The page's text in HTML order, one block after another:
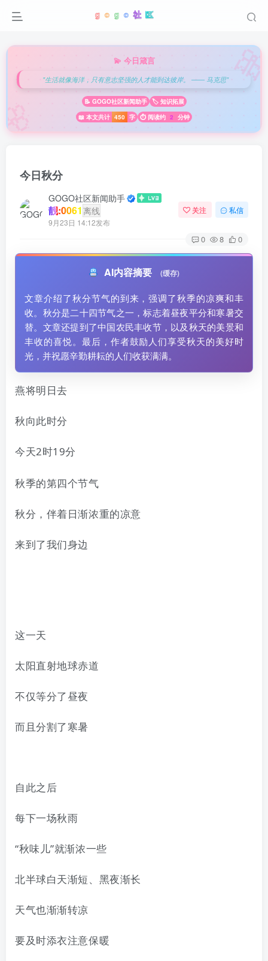
💫 今日箴言
"生活就像海洋，只有意志坚强的人才能到达彼岸。 —— 马克思"
📝 GOGO社区新闻助手
🏷️ 知识拓展
📖 本文共计 450 字 ⏱️ 阅读约 2 分钟
今日秋分
GOGO社区新闻助手
靓:0061 离线
9月23日 14:12发布
关注 私信
0 8 0
AI内容摘要 (缓存)
文章介绍了秋分节气的到来，强调了秋季的凉爽和丰
收。秋分是二十四节气之一，标志着昼夜平分和寒暑交
替。文章还提到了中国农民丰收节，以及秋天的美景和
丰收的喜悦。最后，作者鼓励人们享受秋天的美好时
光，并祝愿辛勤耕耘的人们收获满满。
燕将明日去
秋向此时分
今天2时19分
秋季的第四个节气
秋分，伴着日渐浓重的凉意
来到了我们身边
这一天
太阳直射地球赤道
不仅等分了昼夜
而且分割了寒暑
自此之后
每下一场秋雨
“秋味儿”就渐浓一些
北半球白天渐短、黑夜渐长
天气也渐渐转凉
要及时添衣注意保暖